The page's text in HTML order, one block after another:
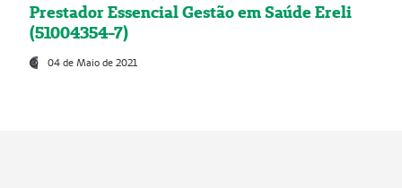
Prestador Essencial Gestão em Saúde Ereli
(51004354-7)
04 de Maio de 2021